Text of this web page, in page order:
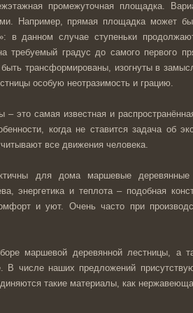
промежуточная площадка.
Например, прямая площадка может
в данном случае ступеньки
требуемый градус до самого первого
трансформированы, изогнуты в
особую неотразимость и грацию.
это самая известная и
когда не ставится задача об
все движения человека.
для дома маршевые деревянные
энергетика и теплота – подобная
и уют. Очень часто при
маршевой деревянной лестницы, а
В числе наших предложений
такие материалы, как